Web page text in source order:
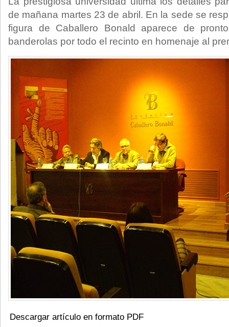
de mañana martes 23 de abril. En la sede se
figura de Caballero Bonald aparece de
banderolas por todo el recinto en homenaje al
Descargar artículo en formato PDF